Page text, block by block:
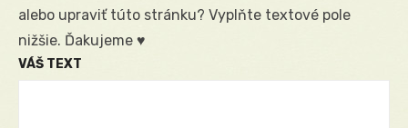
alebo upraviť túto stránku? Vyplňte textové pole
nižšie. Ďakujeme ♥
VÁŠ TEXT